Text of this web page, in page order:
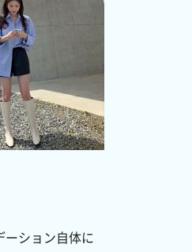
ーション自体に